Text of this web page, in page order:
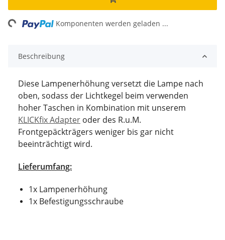
Komponenten werden geladen ...
Beschreibung
Diese Lampenerhöhung versetzt die Lampe nach
oben, sodass der Lichtkegel beim verwenden
hoher Taschen in Kombination mit unserem
KLICKfix Adapter oder des R.u.M.
Frontgepäckträgers weniger bis gar nicht
beeinträchtigt wird.
Lieferumfang:
1x Lampenerhöhung
1x Befestigungsschraube